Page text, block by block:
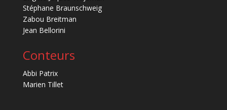
Stéphane Braunschweig
Zabou Breitman
Jean Bellorini
Conteurs
Abbi Patrix
Marien Tillet